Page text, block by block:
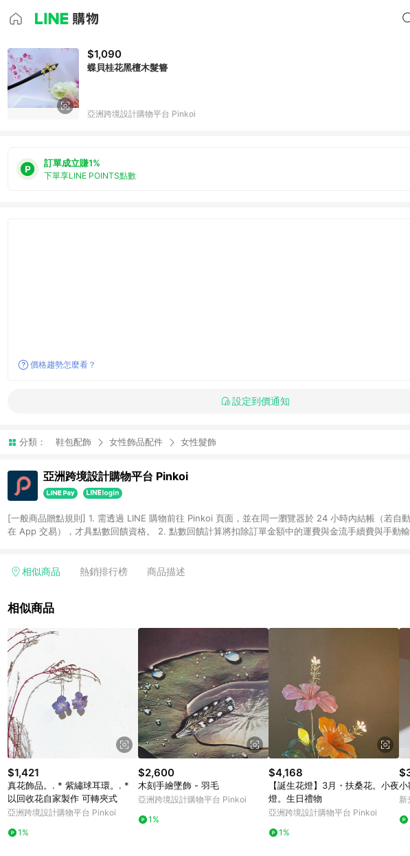
$1,090
蝶貝桂花黑檀木髮簪
亞洲跨境設計購物平台 Pinkoi
訂單成立賺1%
下單享LINE POINTS點數
價格趨勢怎麼看？
設定到價通知
分類： 鞋包配飾 女性飾品配件 女性髮飾
亞洲跨境設計購物平台 Pinkoi
[一般商品贈點規則] 1. 需透過 LINE 購物前往 Pinkoi 頁面，並在同一瀏覽器於 24 小時內結帳（若自
在 App 交易），才具點數回饋資格。 2. 點數回饋計算將扣除訂單金額中的運費與金流手續費與手動
格，部分退款不在此限。 6. APP 請更新至Android v4.6.0 / iOS v4.1.5 以上才具贈點資格。 7. 點數將
使用規則請以點數紅包活動說明為準。 11. 若於 LINE 購物前往 Pinkoi 頁面後才首次下載 Pinkoi APP
相似商品 熱銷排行榜 商品描述
相似商品
$1,421
真花飾品。. * 紫繡球耳環。. *
以回收花自家製作 可轉夾式
亞洲跨境設計購物平台 Pinkoi
1%
$2,600
木刻手繪墜飾 - 羽毛
亞洲跨境設計購物平台 Pinkoi
1%
$4,168
【誕生花燈】3月・扶桑花。小夜
燈。生日禮物
亞洲跨境設計購物平台 Pinkoi
1%
小
新